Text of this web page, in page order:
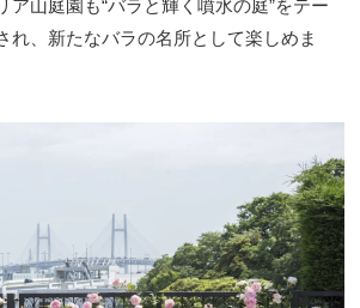
ア山庭園も“バラと輝く噴水の庭”をテー
れ、新たなバラの名所として楽しめま